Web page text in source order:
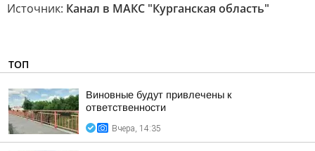
Источник: Канал в МАКС "Курганская область"
ТОП
Виновные будут привлечены к
ответственности
Вчера, 14:35